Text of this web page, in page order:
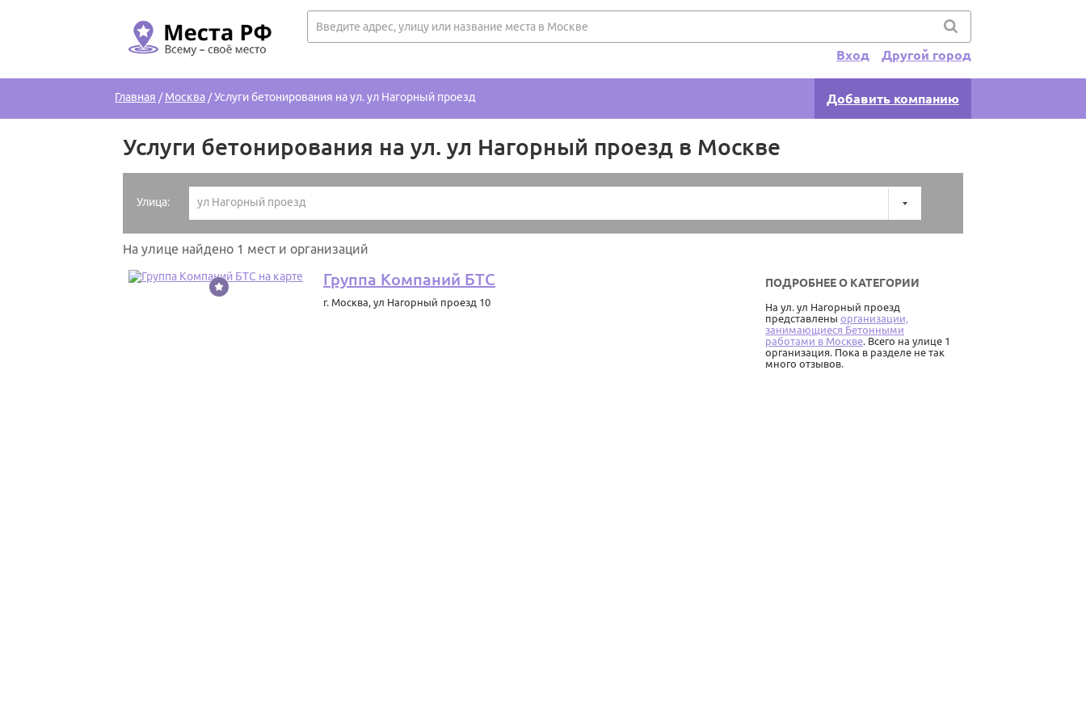
Другой город
Вход
Добавить компанию
Главная /Москва /Услуги бетонирования на ул. ул Нагорный проезд
Услуги бетонирования на ул. ул Нагорный проезд в Москве
Улица: ул Нагорный проезд
На улице найдено 1 мест и организаций
Группа Компаний БТС
г. Москва, ул Нагорный проезд 10
ПОДРОБНЕЕ О КАТЕГОРИИ
На ул. ул Нагорный проезд
представлены организации,
занимающиеся Бетонными
работами в Москве. Всего на улице 1
организация. Пока в разделе не так
много отзывов.